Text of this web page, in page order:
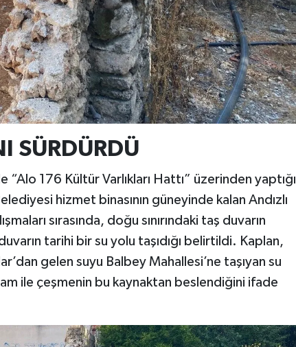
SÜRDÜRDÜ
“Alo 176 Kültür Varlıkları Hattı” üzerinden yaptığı
hizmet binasının güneyinde kalan Andızlı
sırasında, doğu sınırındaki taş duvarın
tarihi bir su yolu taşıdığı belirtildi. Kaplan,
gelen suyu Balbey Mahallesi’ne taşıyan su
ile çeşmenin bu kaynaktan beslendiğini ifade